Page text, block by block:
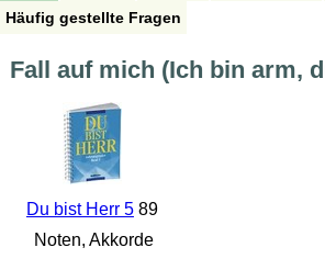
Häufig gestellte Fragen
Fall auf mich (Ich bin arm,
Du bist Herr 589
Noten, Akkorde